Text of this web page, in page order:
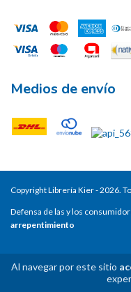
Al navegar por este sitio
Medios de envío
Copyright Librería Kier - 2026.
Defensa de las y los
arrepentimiento